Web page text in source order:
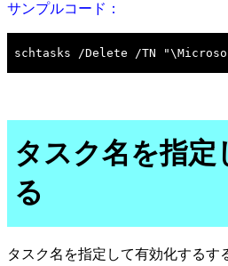
サンプルコード：
タスク名を指定
る
タスク名を指定して有効化するす